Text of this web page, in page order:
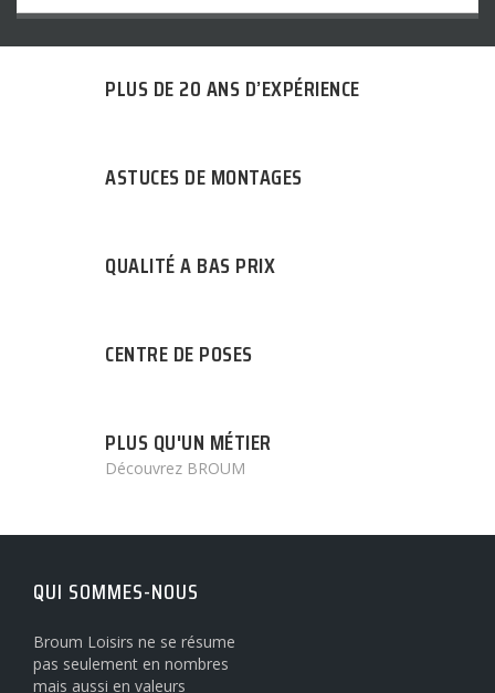
PLUS DE 20 ANS D’EXPÉRIENCE
ASTUCES DE MONTAGES
QUALITÉ A BAS PRIX
CENTRE DE POSES
PLUS QU'UN MÉTIER
Découvrez BROUM
QUI SOMMES-NOUS
Broum Loisirs ne se résume
pas seulement en nombres
mais aussi en valeurs